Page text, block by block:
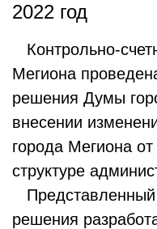
2022 год
Контрольно-
Мегиона
решения Думы
внесении
города Мегиона
структуре
Представленный
решения